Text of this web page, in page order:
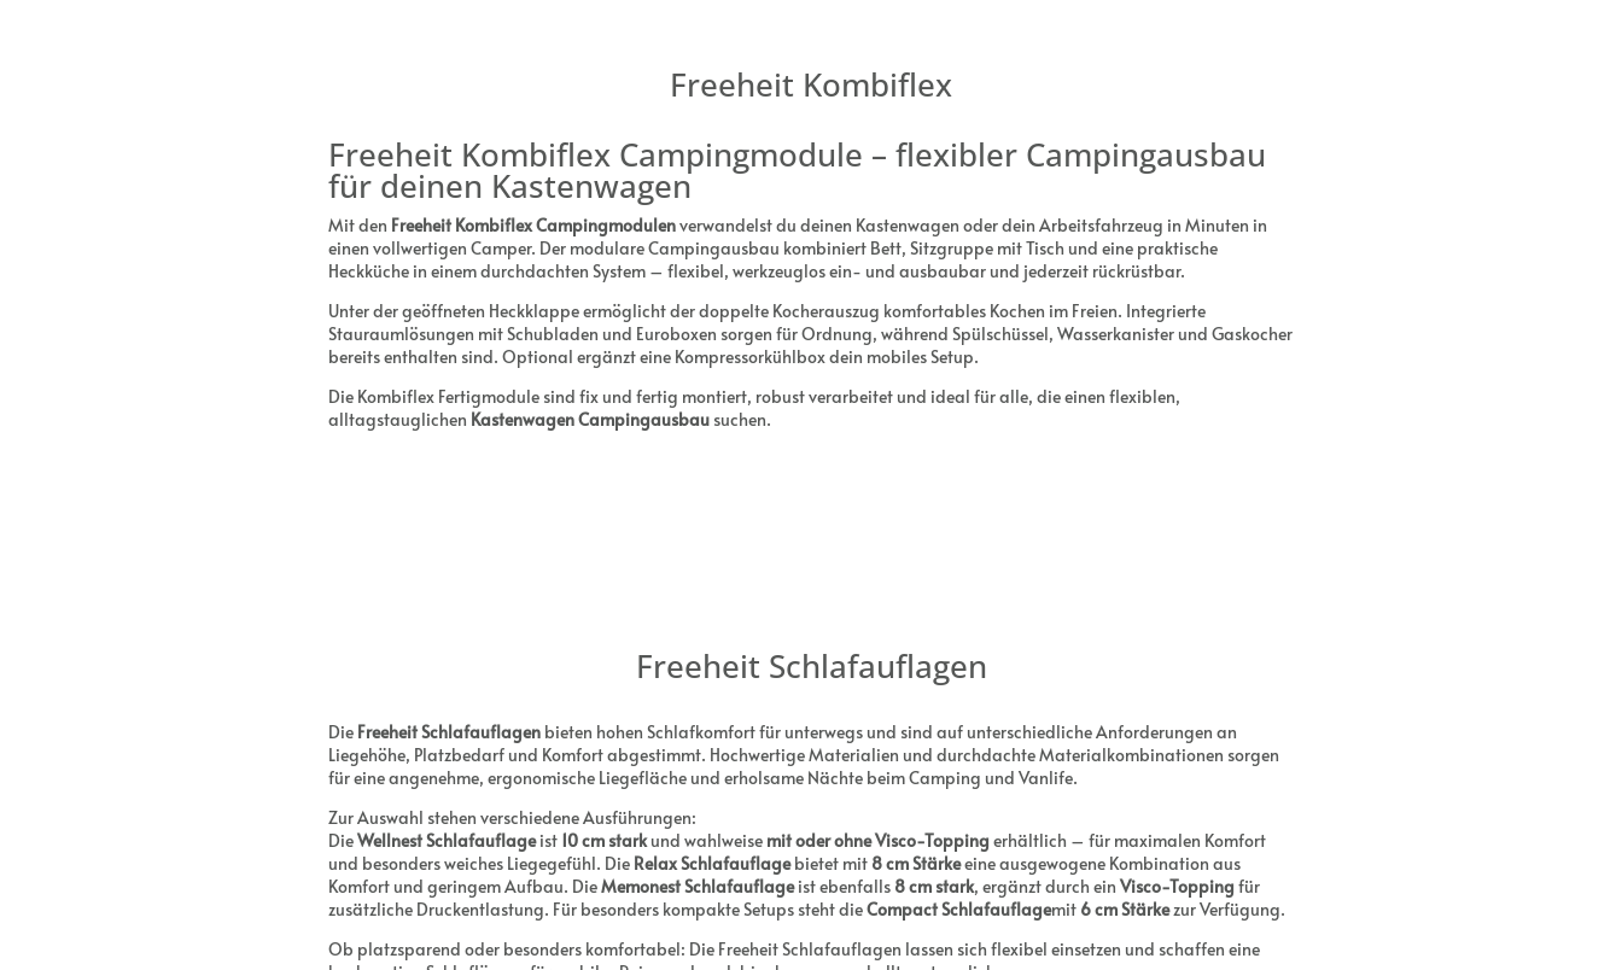
Freeheit Kombiflex
Freeheit Kombiflex Campingmodule – flexibler Campingausbau
für deinen Kastenwagen
Mit den Freeheit Kombiflex Campingmodulenverwandelst du deinen Kastenwagen oder dein Arbeitsfahrzeug in Minuten in
einen vollwertigen Camper. Der modulare Campingausbau kombiniert Bett, Sitzgruppe mit Tisch und eine praktische
Heckküche in einem durchdachten System – flexibel, werkzeuglos ein- und ausbaubar und jederzeit rückrüstbar.
Unter der geöffneten Heckklappe ermöglicht der doppelte Kocherauszug komfortables Kochen im Freien. Integrierte
Stauraumlösungen mit Schubladen und Euroboxen sorgen für Ordnung, während Spülschüssel, Wasserkanister und Gaskocher
bereits enthalten sind. Optional ergänzt eine Kompressorkühlbox dein mobiles Setup.
Die Kombiflex Fertigmodule sind fix und fertig montiert, robust verarbeitet und ideal für alle, die einen flexiblen,
alltagstauglichen Kastenwagen Campingausbau suchen.
Freeheit Schlafauflagen
Die Freeheit Schlafauflagen bieten hohen Schlafkomfort für unterwegs und sind auf unterschiedliche Anforderungen an
Liegehöhe, Platzbedarf und Komfort abgestimmt. Hochwertige Materialien und durchdachte Materialkombinationen sorgen
für eine angenehme, ergonomische Liegefläche und erholsame Nächte beim Camping und Vanlife.
Zur Auswahl stehen verschiedene Ausführungen:
DieWellnest Schlafauflageist 10 cm starkund wahlweise mit oder ohne Visco-Topping erhältlich – für maximalen Komfort
und besonders weiches Liegegefühl. Die Relax Schlafauflagebietet mit 8 cm Stärkeeine ausgewogene Kombination aus
Komfort und geringem Aufbau. DieMemonest Schlafauflageist ebenfalls 8 cm stark, ergänzt durch ein Visco-Topping für
zusätzliche Druckentlastung. Für besonders kompakte Setups steht dieCompact Schlafauflagemit 6 cm Stärkezur Verfügung.
Ob platzsparend oder besonders komfortabel: Die Freeheit Schlafauflagen lassen sich flexibel einsetzen und schaffen eine